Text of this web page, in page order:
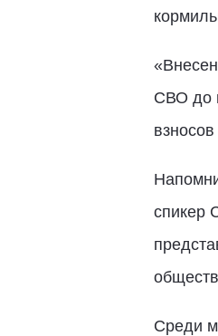
СВО до
спикер
Среди